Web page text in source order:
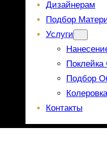
Дизайнерам
Подбор
Услуги
Подбор
Колеровка
Контакты